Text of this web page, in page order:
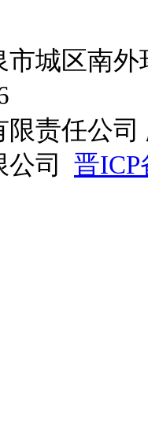
市城区南
限责任公
公司 晋ICP